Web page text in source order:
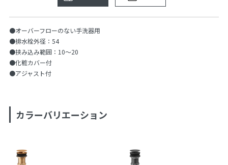
●オーバーフローのない手洗器用
●排水栓外径：54
●挟み込み範囲：10〜20
●化粧カバー付
●アジャスト付
カラーバリエーション